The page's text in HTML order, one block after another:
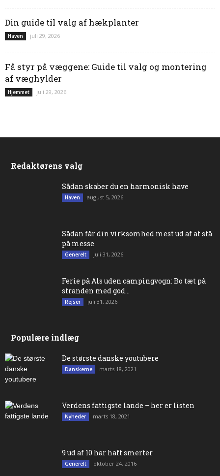
Din guide til valg af hækplanter
Haven juli 29, 2026
Få styr på væggene: Guide til valg og montering
af væghylder
Hjemmet juli 29, 2026
Redaktørens valg
Sådan skaber du en harmonisk have
Haven august 5, 2026
Sådan får din virksomhed mest ud af at stå
på messe
Generelt juli 31, 2026
Ferie på Als uden campingvogn: Bo tæt på
stranden med god...
Rejser juli 31, 2026
Populære indlæg
De største danske youtubere
Danskerne marts 18, 2021
Verdens fattigste lande – her er listen
Nyheder marts 18, 2021
9 ud af 10 har haft smerter
Generelt oktober 24, 2016